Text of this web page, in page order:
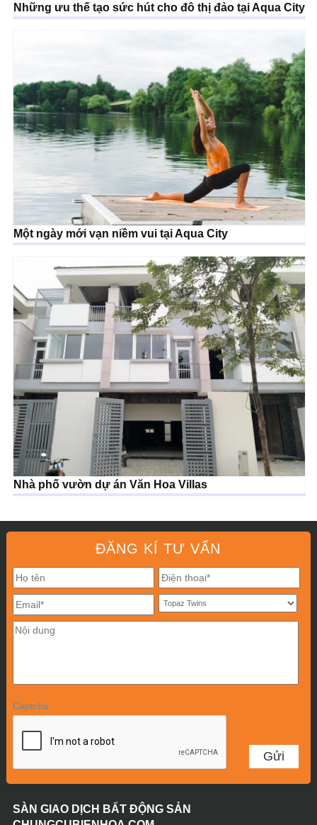
Những ưu thế tạo sức hút cho đô thị đảo tại Aqua City
Một ngày mới vạn niềm vui tại Aqua City
Nhà phố vườn dự án Văn Hoa Villas
ĐĂNG KÍ TƯ VẤN
Captcha
SÀN GIAO DỊCH BẤT ĐỘNG SẢN